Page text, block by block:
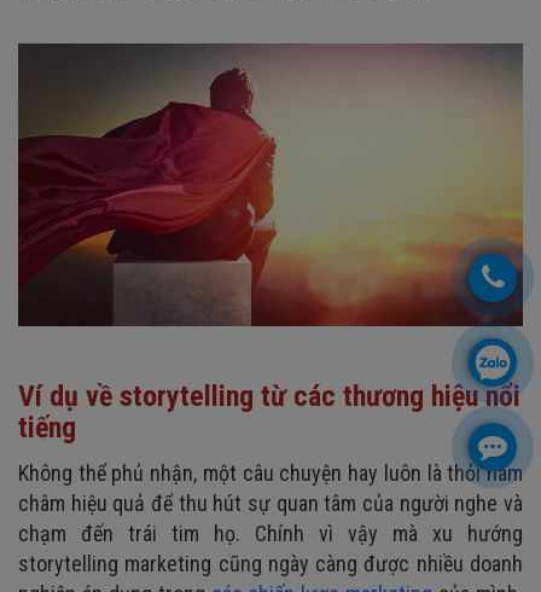
Ví dụ về storytelling từ các thương hiệu nổi
tiếng
Không thể phủ nhận, một câu chuyện hay luôn là thỏi nam
châm hiệu quả để thu hút sự quan tâm của người nghe và
chạm đến trái tim họ. Chính vì vậy mà xu hướng
storytelling marketing cũng ngày càng được nhiều doanh